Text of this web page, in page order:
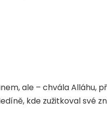
ale – chvála Alláhu,
kde zužitkoval své